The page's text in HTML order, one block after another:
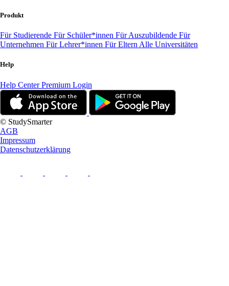
Produkt
Für Studierende Für Schüler*innen Für Auszubildende Für
Unternehmen Für Lehrer*innen Für Eltern Alle Universitäten
Help
Help CenterPremium Login
© StudySmarter
AGB
Impressum
Datenschutzerklärung